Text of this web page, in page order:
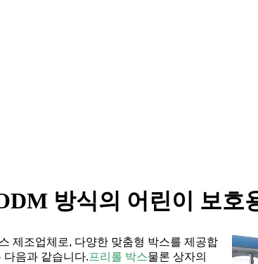
방식의 어린이 보호
제조업체로, 다양한 맞춤형 박스를 제공합
다음과 같습니다.프리롤 박스물론 상자의